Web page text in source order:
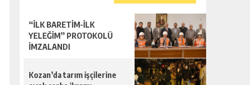
“İLK BARETİM-İLK
YELEĞİM” PROTOKOLÜ
İMZALANDI
Kozan’da tarım işçilerine